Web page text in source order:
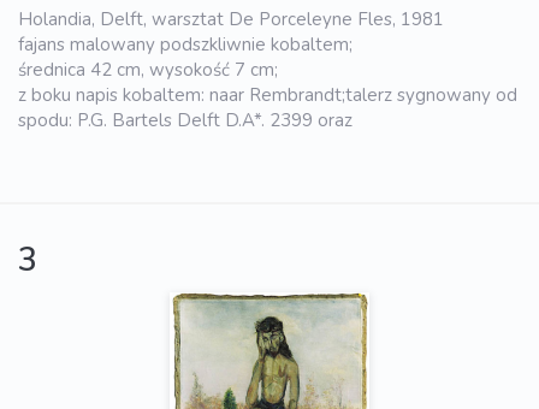
Holandia, Delft, warsztat De Porceleyne Fles, 1981
fajans malowany podszkliwnie kobaltem;
średnica 42 cm, wysokość 7 cm;
z boku napis kobaltem: naar Rembrandt;talerz sygnowany od
spodu: P.G. Bartels Delft D.A*. 2399 oraz
3